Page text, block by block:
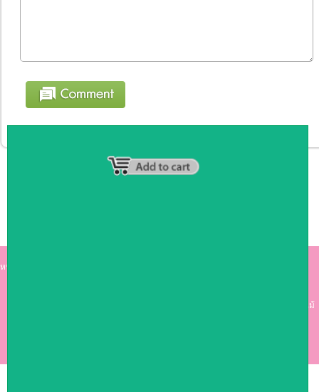
หน้าหลัก
คาร์เตอร์ เฟอร์นิเจอร์ ซุ้มไม้